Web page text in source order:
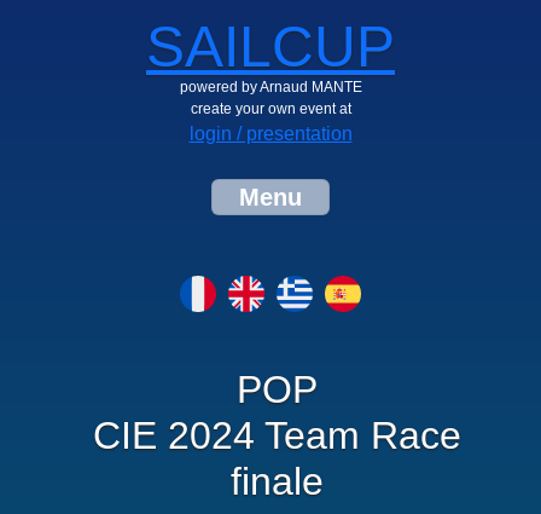
SAILCUP
powered by Arnaud MANTE
create your own event at
login / presentation
Menu
POP
CIE 2024 Team Race
finale